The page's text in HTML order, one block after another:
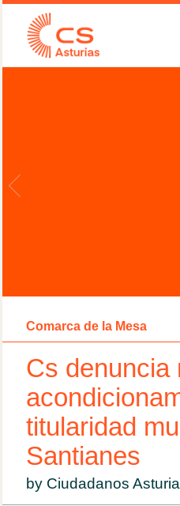
Comarca de la Mesa
Cs denuncia
titularidad
Santianes
by Ciudadanos